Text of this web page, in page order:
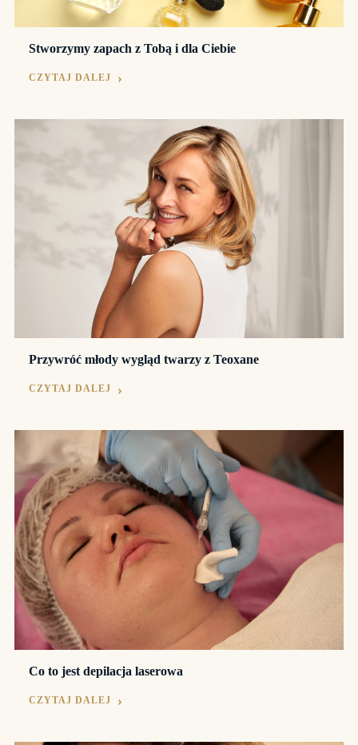
Stworzymy zapach z Tobą i dla Ciebie
CZYTAJ DALEJ
Przywróć młody wygląd twarzy z Teoxane
CZYTAJ DALEJ
Co to jest depilacja laserowa
CZYTAJ DALEJ